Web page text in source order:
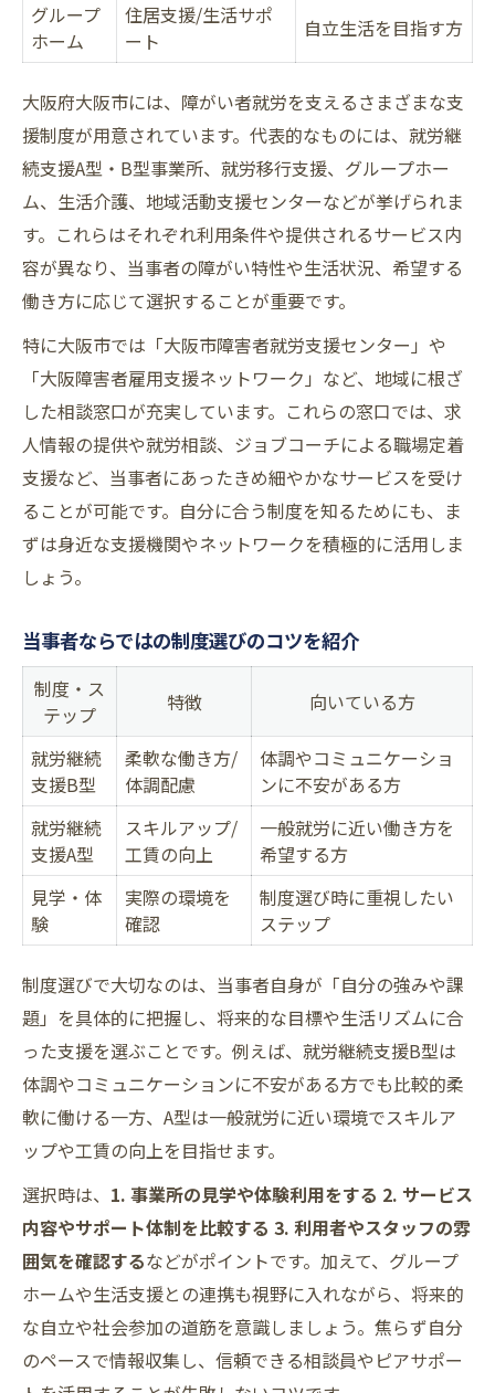
大阪市で使える就労イニシアティブ比較表
イニシアティブを選ぶ際の判断ポイント
当事者ならどう選ぶ？活用シーン別事例
生活支援も含めた当事者の制度比較法
大阪で利用できる生活支援制度一覧
当事者が押さえたい支援の組み合わせ術
グループホームや家賃補助の選び方
生活支援と就労支援の違いを整理
A型事業所から考える現実的な次善策
A型事業所で当事者が直面する課題とは
解雇や退所時の次善策を比較する
B型・一般就労への移行パターン解説
雇用保険や失業給付の扱いを知る
当事者が考える現実的な選択肢一覧
大阪の相談先と雇用支援ネットの歩き方
雇用支援ネットワーク活用の秘訣
相談時に伝えるべき当事者の要望とは
ネットワークイベントの最新情報まとめ
ジョブコーチ制度の利用方法を解説
グループ
ホーム
住居支援/生活サポ
ート
自立生活を目指す方
大阪府大阪市には、障がい者就労を支えるさまざまな支
援制度が用意されています。代表的なものには、就労継
続支援A型・B型事業所、就労移行支援、グループホー
ム、生活介護、地域活動支援センターなどが挙げられま
す。これらはそれぞれ利用条件や提供されるサービス内
容が異なり、当事者の障がい特性や生活状況、希望する
働き方に応じて選択することが重要です。
特に大阪市では「大阪市障害者就労支援センター」や
「大阪障害者雇用支援ネットワーク」など、地域に根ざ
した相談窓口が充実しています。これらの窓口では、求
人情報の提供や就労相談、ジョブコーチによる職場定着
支援など、当事者にあったきめ細やかなサービスを受け
ることが可能です。自分に合う制度を知るためにも、ま
ずは身近な支援機関やネットワークを積極的に活用しま
しょう。
当事者ならではの制度選びのコツを紹介
制度・ス
テップ
特徴 向いている方
就労継続
支援B型
柔軟な働き方/
体調配慮
体調やコミュニケーショ
ンに不安がある方
就労継続
支援A型
スキルアップ/
工賃の向上
一般就労に近い働き方を
希望する方
見学・体
験
実際の環境を
確認
制度選び時に重視したい
ステップ
制度選びで大切なのは、当事者自身が「自分の強みや課
題」を具体的に把握し、将来的な目標や生活リズムに合
った支援を選ぶことです。例えば、就労継続支援B型は
体調やコミュニケーションに不安がある方でも比較的柔
軟に働ける一方、A型は一般就労に近い環境でスキルア
ップや工賃の向上を目指せます。
選択時は、 1. 事業所の見学や体験利用をする 2. サービス
内容やサポート体制を比較する 3. 利用者やスタッフの雰
囲気を確認するなどがポイントです。加えて、グループ
ホームや生活支援との連携も視野に入れながら、将来的
な自立や社会参加の道筋を意識しましょう。焦らず自分
のペースで情報収集し、信頼できる相談員やピアサポー